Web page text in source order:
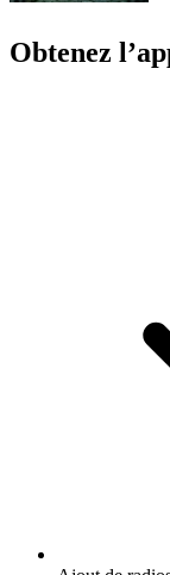
Obtenez